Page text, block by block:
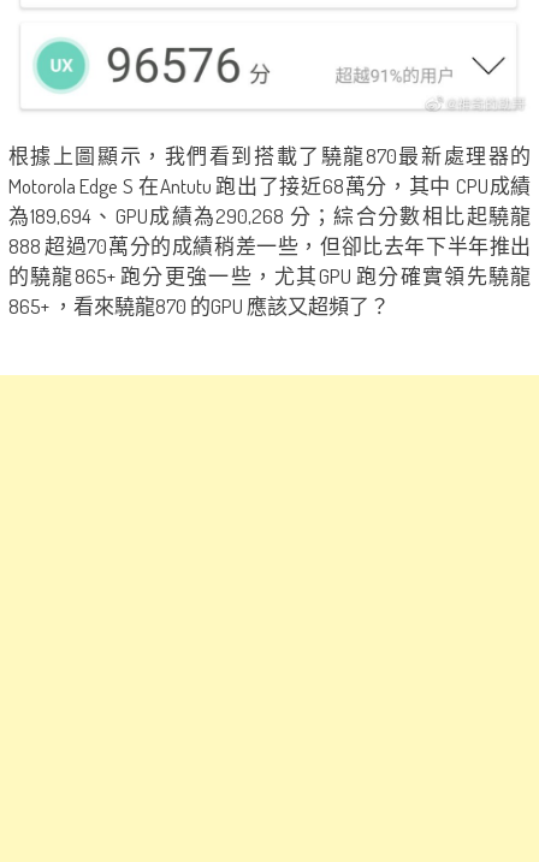
根據上圖顯示，我們看到搭載了驍龍870最新處理器的
Motorola Edge S 在Antutu 跑出了接近68萬分，其中 CPU成績
為189,694、GPU成績為290,268 分；綜合分數相比起驍龍
888 超過70萬分的成績稍差一些，但卻比去年下半年推出
的驍龍865+ 跑分更強一些，尤其GPU 跑分確實領先驍龍
865+ ，看來驍龍870 的GPU 應該又超頻了？